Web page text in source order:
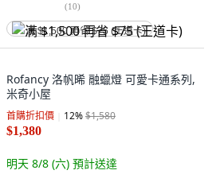
(10)
满 $1,500 再省 $75 (王道卡)
Rofancy 洛帆晞 融蠟燈 可愛卡通系列,
米奇小屋
首購折扣價 12%$1,580
$1,380
明天 8/8 (六) 預計送達